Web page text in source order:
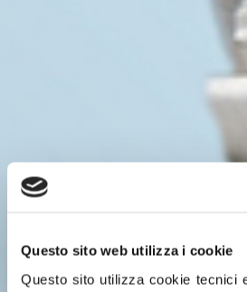
Questo sito web utilizza i cookie
Questo sito utilizza cookie tecnici